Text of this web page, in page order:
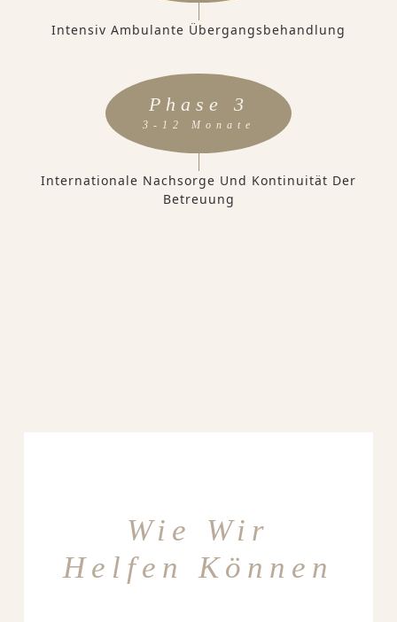
Intensiv Ambulante Übergangsbehandlung
Phase 3
3-12 Monate
Internationale Nachsorge Und Kontinuität Der
Betreuung
Wie Wir
Helfen Können